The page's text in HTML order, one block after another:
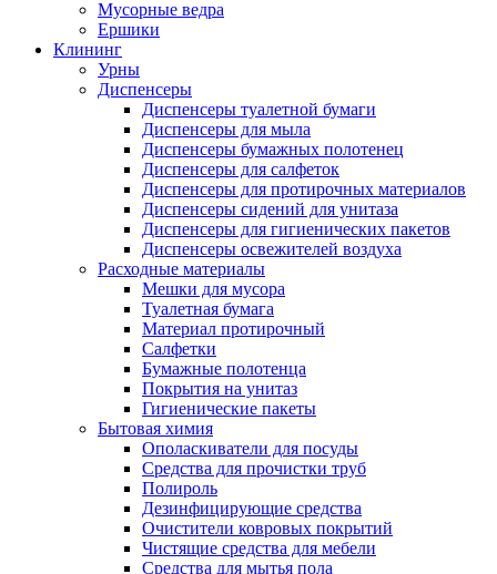
Мусорные ведра
Ершики
Клининг
Урны
Диспенсеры
Диспенсеры туалетной бумаги
Диспенсеры для мыла
Диспенсеры бумажных полотенец
Диспенсеры для салфеток
Диспенсеры для протирочных материалов
Диспенсеры сидений для унитаза
Диспенсеры для гигиенических пакетов
Диспенсеры освежителей воздуха
Расходные материалы
Мешки для мусора
Туалетная бумага
Материал протирочный
Салфетки
Бумажные полотенца
Покрытия на унитаз
Гигиенические пакеты
Бытовая химия
Ополаскиватели для посуды
Средства для прочистки труб
Полироль
Дезинфицирующие средства
Очистители ковровых покрытий
Чистящие средства для мебели
Средства для мытья пола